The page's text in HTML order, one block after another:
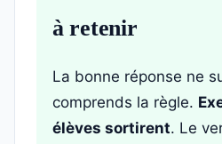
à retenir
La bonne réponse ne
comprends la règle.
élèves sortirent. Le